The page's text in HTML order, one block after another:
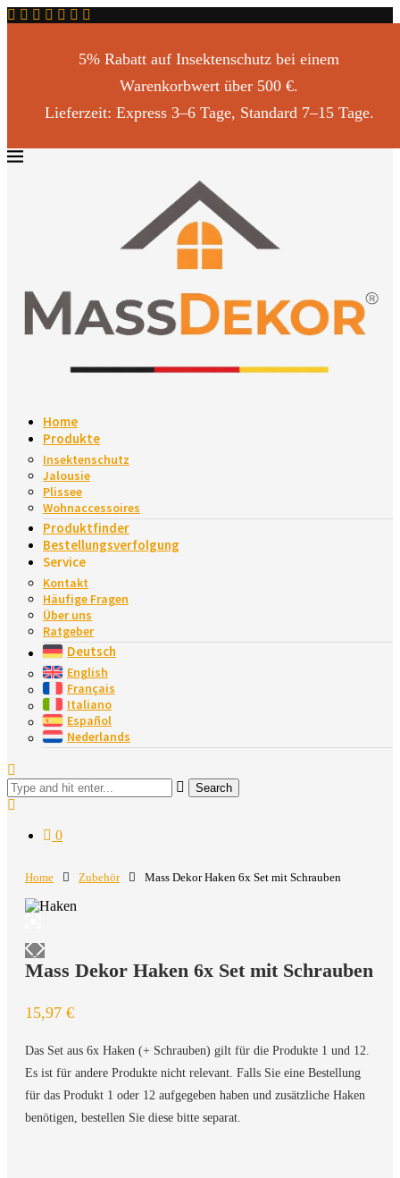
5% Rabatt auf Insektenschutz bei einem
Warenkorbwert über 500 €.
Lieferzeit: Express 3–6 Tage, Standard 7–15 Tage.
Home
Produkte
Insektenschutz
Jalousie
Plissee
Wohnaccessoires
Produktfinder
Bestellungsverfolgung
Service
Kontakt
Häufige Fragen​
Über uns
Ratgeber
Deutsch
English
Français
Italiano
Español
Nederlands
Search
0
Home Zubehör Mass Dekor Haken 6x Set mit Schrauben
Mass Dekor Haken 6x Set mit Schrauben
15,97 €
Das Set aus 6x Haken (+ Schrauben) gilt für die Produkte 1 und 12.
Es ist für andere Produkte nicht relevant. Falls Sie eine Bestellung
für das Produkt 1 oder 12 aufgegeben haben und zusätzliche Haken
benötigen, bestellen Sie diese bitte separat.